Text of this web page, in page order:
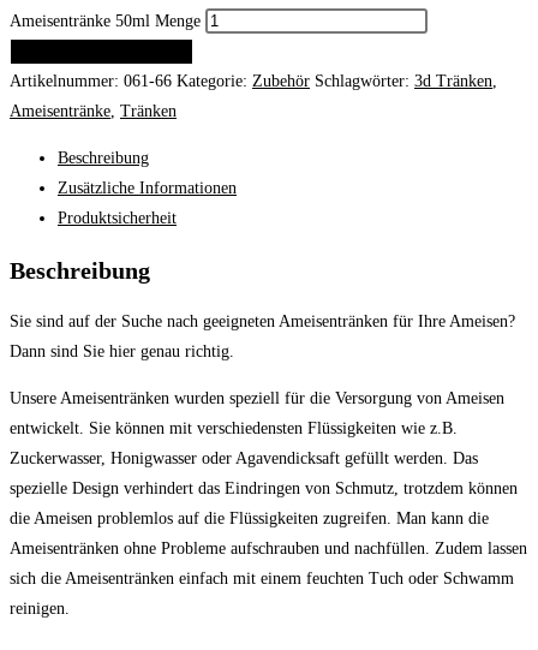
Ameisentränke 50ml Menge
Artikelnummer: 061-66 Kategorie: Zubehör Schlagwörter: 3d Tränken
Ameisentränke Tränken
Beschreibung
Zusätzliche Informationen
Produktsicherheit
Beschreibung
Sie sind auf der Suche nach geeigneten Ameisentränken für Ihre Ameisen?
Dann sind Sie hier genau richtig.
Unsere Ameisentränken wurden speziell für die Versorgung von Ameisen
entwickelt. Sie können mit verschiedensten Flüssigkeiten wie z.B.
Zuckerwasser, Honigwasser oder Agavendicksaft gefüllt werden. Das
spezielle Design verhindert das Eindringen von Schmutz, trotzdem können
die Ameisen problemlos auf die Flüssigkeiten zugreifen. Man kann die
Ameisentränken ohne Probleme aufschrauben und nachfüllen. Zudem lassen
sich die Ameisentränken einfach mit einem feuchten Tuch oder Schwamm
reinigen.